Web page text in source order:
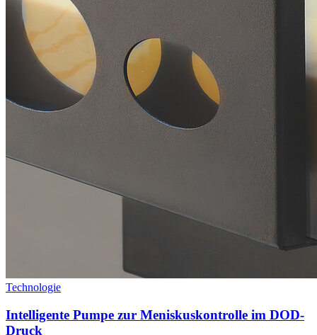
Technologie
Intelligente Pumpe zur Meniskuskontrolle im DOD-
Druck